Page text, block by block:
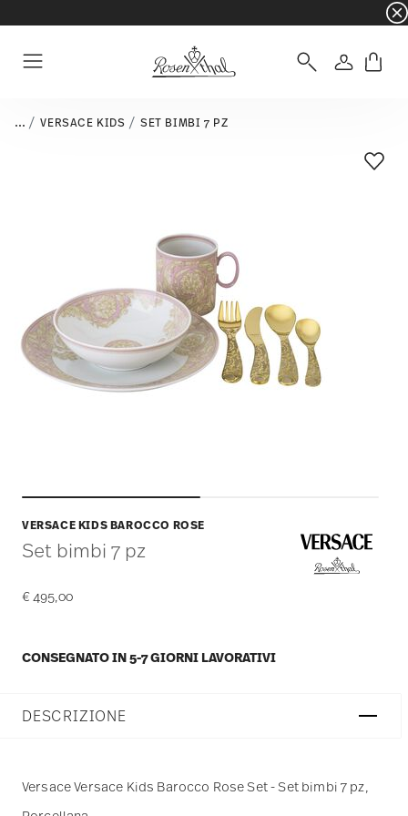
☀️ Summer SALE – Risparmia ancora di più:
Accedi
... VERSACE KIDS SET BIMBI 7 PZ
VERSACE KIDS BAROCCO ROSE
Set bimbi 7 pz
€ 495,00
CONSEGNATO IN 5-7 GIORNI LAVORATIVI
Lista
DESCRIZIONE
Versace Versace Kids Barocco Rose Set - Set bimbi 7 pz,